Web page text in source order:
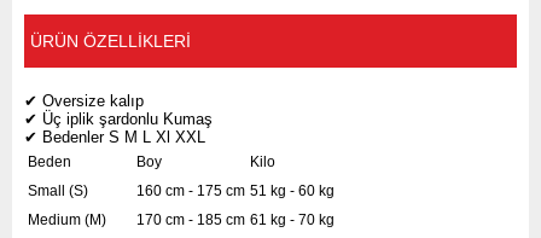
ÜRÜN ÖZELLIKLERI
✔ Oversize kalıp
✔ Üç iplik şardonlu Kumaş
✔ Bedenler S M L Xl XXL
Beden Boy
Kilo
Small (S)
160 cm - 175 cm 51 kg - 60 kg
Medium (M)
170 cm - 185 cm 61 kg - 70 kg